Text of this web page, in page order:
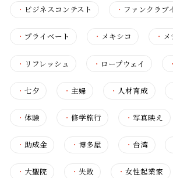
・ ビジネスコンテスト ・ ファンクラブ
・ プライベート ・ メキシコ ・ メ
・ リフレッシュ ・ ロープウェイ ・
・ 七夕 ・主婦 ・ 人材育成
・ 体験 ・修学旅行 ・写真映え
・ 助成金 ・博多屋 ・ 台湾
・ 大聖院 ・失敗 ・女性起業家